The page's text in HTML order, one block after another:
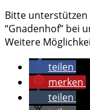
Bitte unterstützen
“Gnadenhof” bei
Weitere
teilen
merken
teilen